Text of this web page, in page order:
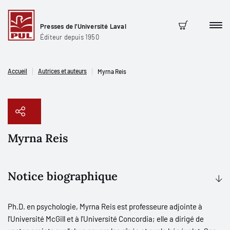
Presses de l'Université Laval
Éditeur depuis 1950
Panier
Accueil Autrices et auteurs Myrna Reis
Myrna Reis
Notice biographique
Ph.D. en psychologie, Myrna Reis est professeure adjointe à
l'Université McGill et à l'Université Concordia; elle a dirigé de